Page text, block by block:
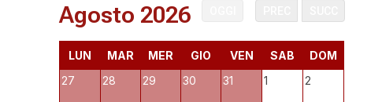
Agosto 2026
LUN MAR MER GIO VEN SAB
DOM
27
28 29 30 31 1 2